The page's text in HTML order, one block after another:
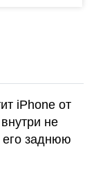
iPhone от
не
его заднюю